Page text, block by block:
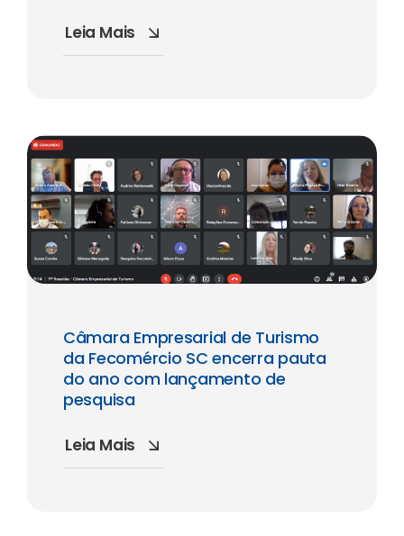
Leia Mais
Câmara Empresarial de Turismo
da Fecomércio SC encerra pauta
do ano com lançamento de
pesquisa
Leia Mais